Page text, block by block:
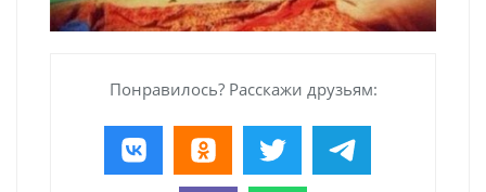
Понравилось? Расскажи друзьям: